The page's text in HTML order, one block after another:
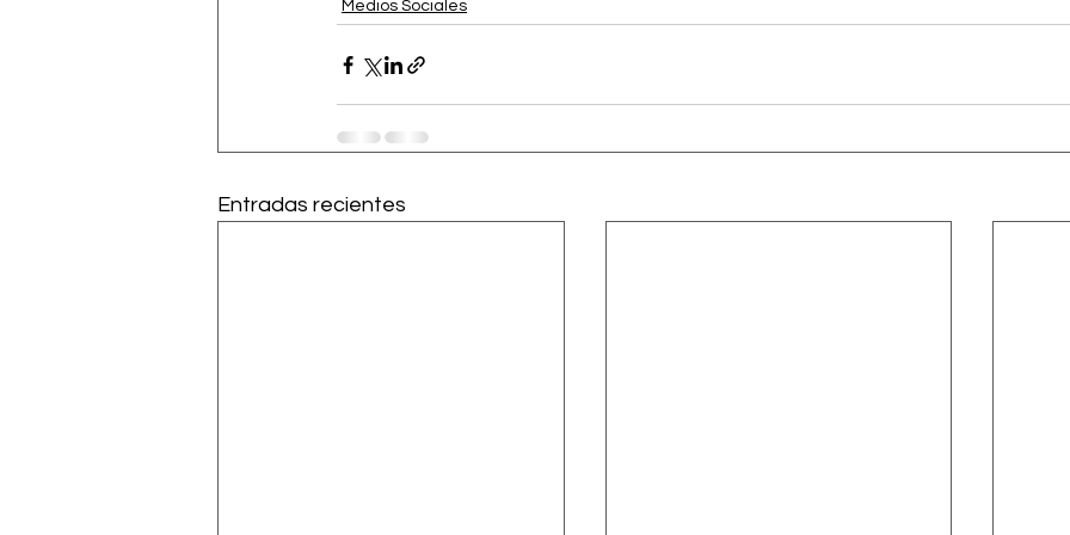
Medios Sociales
Entradas recientes